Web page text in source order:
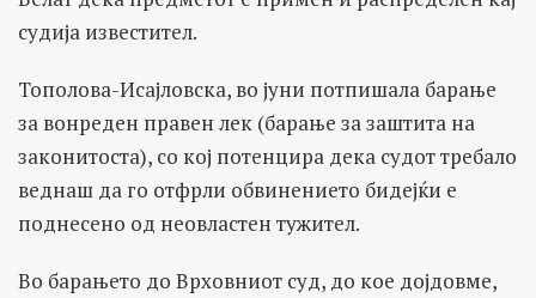
судија известител.
Тополова-Исајловска, во јуни потпишала барање
за вонреден правен лек (барање за заштита на
законитоста), со кој потенцира дека судот требало
веднаш да го отфрли обвинението бидејќи е
поднесено од неовластен тужител.
Во барањето до Врховниот суд, до кое дојдовме,